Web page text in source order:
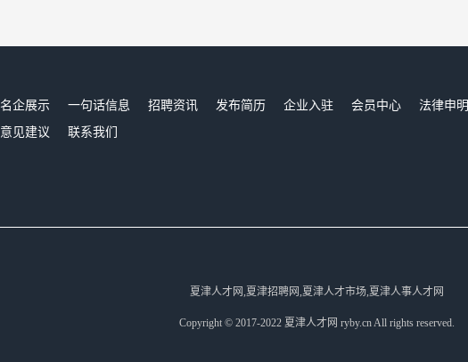
名企展示 一句话信息 招聘资讯 发布简历 企业入驻 会员中心
法律申明
意见建议 联系我们
夏津人才网,夏津招聘网,夏津人才市场,夏津人事人才网
Copyright © 2017-2022 夏津人才网 ryby.cn All rights reserved.